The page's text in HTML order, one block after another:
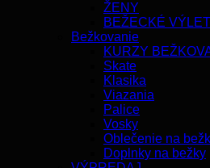
ŽENY
BEŽECKÉ
Bežkovanie
KURZY
Skate
Klasika
Viazania
Palice
Vosky
Oblečenie na
Doplnky na bežky